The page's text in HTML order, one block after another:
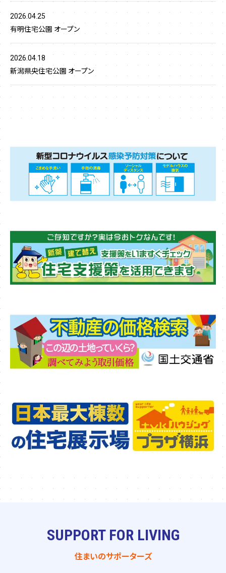
2026.04.25
有明住宅公園 オープン
2026.04.18
新潟県央住宅公園 オープン
SUPPORT FOR LIVING
住まいのサポーターズ